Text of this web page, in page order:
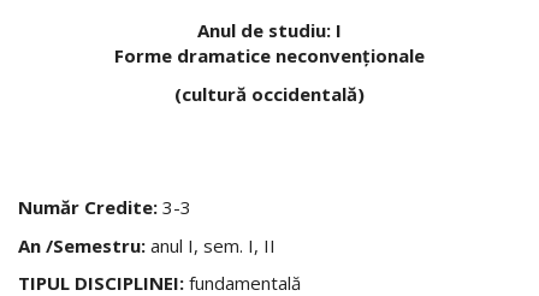
Anul de studiu: I
Forme dramatice neconvenţionale
(cultură occidentală)
Număr Credite: 3-3
An /Semestru: anul I, sem. I, II
TIPUL DISCIPLINEI: fundamentală